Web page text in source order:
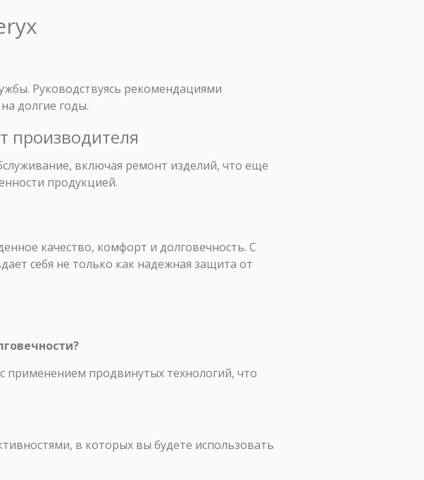
Руководствуясь рекомендациями
долгие годы.
производителя
включая ремонт изделий, что еще
продукцией.
качество, комфорт и долговечность. С
себя не только как надежная защита от
применением продвинутых технологий, что
в которых вы будете использовать